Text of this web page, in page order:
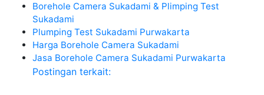
Borehole Camera Sukadami & Plimping Test
Sukadami
Plumping Test Sukadami Purwakarta
Harga Borehole Camera Sukadami
Jasa Borehole Camera Sukadami Purwakarta
Postingan terkait: